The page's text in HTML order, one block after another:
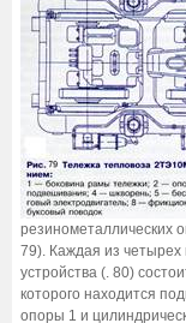
резинометаллических
79). Каждая из
устройства (. 80)
которого находится
опоры 1 и